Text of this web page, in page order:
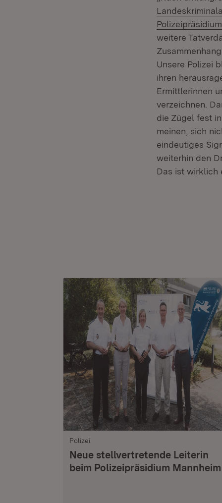
weitere
Unsere Polizei
ihren
Ermittlerinnen
verzeichnen.
die Zügel fest
meinen, sich
eindeutiges
weiterhin den
Das ist wirklich
Polizei
Neue stellvertretende Leiterin
beim Polizeipräsidium Mannheim